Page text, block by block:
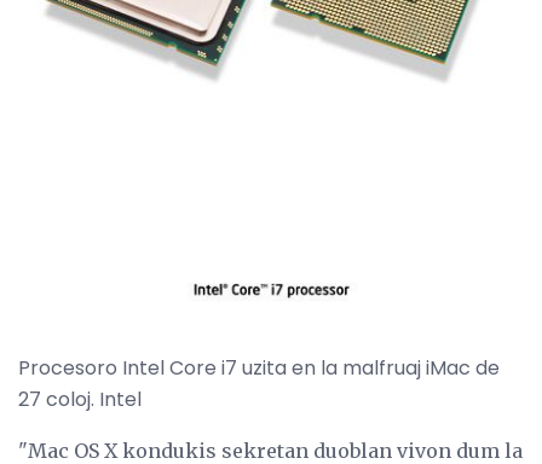
Procesoro Intel Core i7 uzita en la malfruaj iMac de
27 coloj. Intel
"Mac OS X kondukis sekretan duoblan vivon dum la